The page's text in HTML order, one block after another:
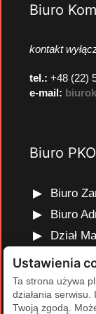
Biuro
kontakt
tel.: +48 (22)
e-mail:
Biuro
Biuro
Biuro
Dział
Dział
Dział
Dział
Ustawienia
Ta strona używa
działania
Twoją zgodą.